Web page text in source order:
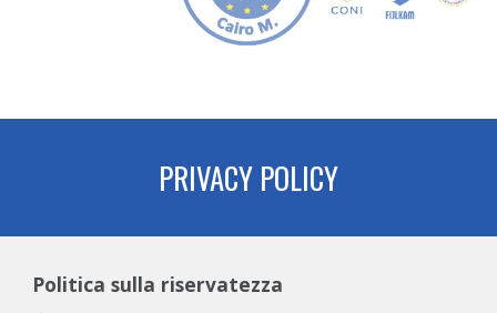
PRIVACY POLICY
Politica sulla riservatezza